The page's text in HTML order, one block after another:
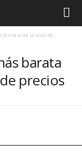
Alzira ante la crisis de...
barata
precios